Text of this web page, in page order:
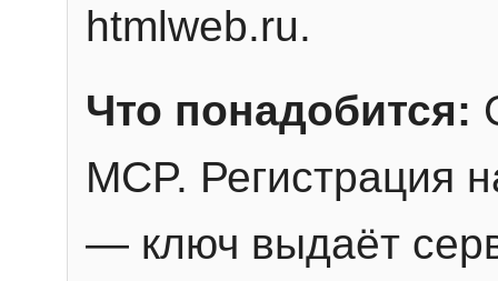
htmlweb.ru.
Что понадобится:
MCP. Регистрация
— ключ выдаёт